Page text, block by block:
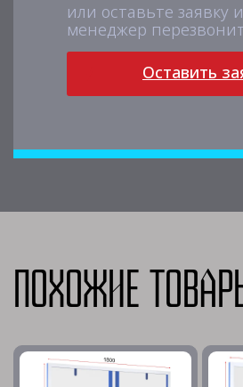
или оставьте заявку
менеджер
Оставить
Похожие